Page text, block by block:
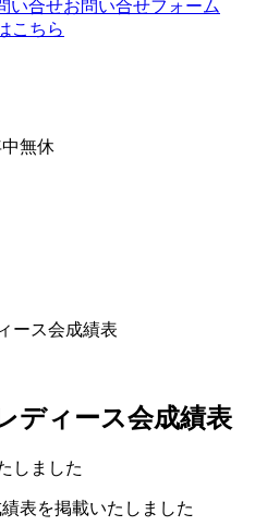
い合せお問い合せフォーム
こちら
中無休
ース会成績表
ディース会成績表
しました
表を掲載いたしました